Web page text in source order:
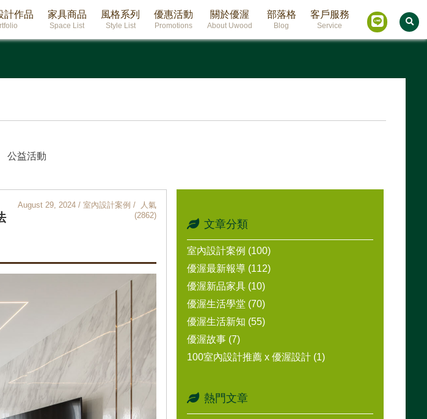
計作品 家具商品
Space List
風格系列
Style List
優惠活動
Promotions
關於優渥
About Uwood
部落格
Blog
客戶服務
Service
公益活動
August 29, 2024 / 室內設計案例 / 人氣
(2862)
文章分類
室內設計案例 (100)
優渥最新報導 (112)
優渥新品家具 (10)
優渥生活學堂 (70)
優渥生活新知 (55)
優渥故事 (7)
100室內設計推薦 x 優渥設計 (1)
熱門文章